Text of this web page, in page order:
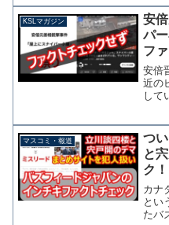
ンを
擁護
KSLマガジン
安
パ
フ
た
安倍
近の
して
著名
社
マスコミ・報道
つ
と
ク
さ
カナ
とい
たバ